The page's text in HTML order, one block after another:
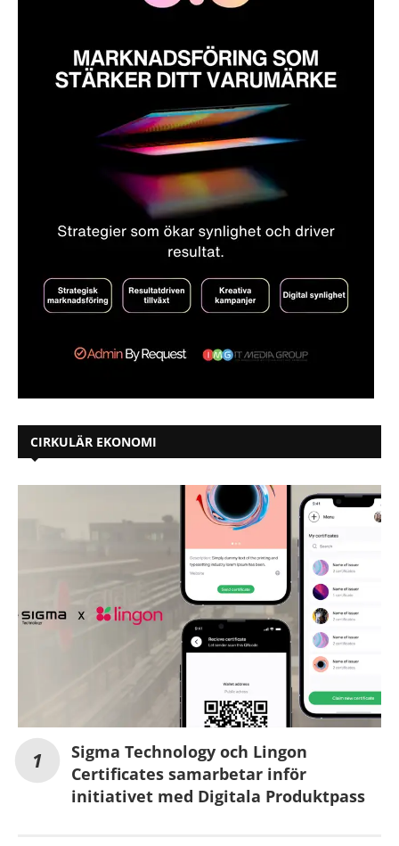
CIRKULÄR EKONOMI
Sigma Technology och Lingon
Certificates samarbetar inför
initiativet med Digitala Produktpass